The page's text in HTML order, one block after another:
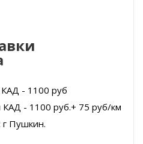
КАД - 1100 руб
КАД - 1100 руб.+ 75 руб/км
г Пушкин.